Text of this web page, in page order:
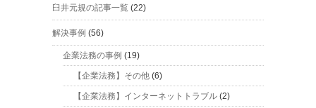
臼井元規の記事一覧 (22)
解決事例 (56)
企業法務の事例 (19)
【企業法務】その他 (6)
【企業法務】インターネットトラブル (2)